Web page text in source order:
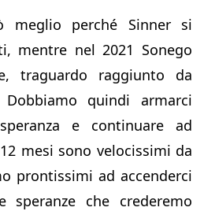
meglio perché Sinner si
mentre nel 2021 Sonego
traguardo raggiunto da
quindi armarci
e continuare ad
mesi sono velocissimi da
prontissimi ad accenderci
speranze che crederemo